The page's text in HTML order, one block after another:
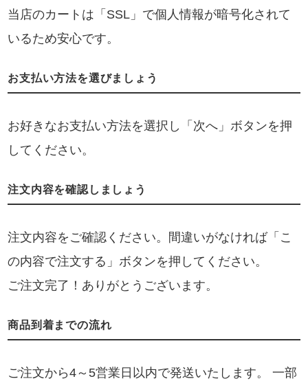
当店のカートは「SSL」で個人情報が暗号化されて
いるため安心です。
お支払い方法を選びましょう
お好きなお支払い方法を選択し「次へ」ボタンを押
してください。
注文内容を確認しましょう
注文内容をご確認ください。間違いがなければ「こ
の内容で注文する」ボタンを押してください。
ご注文完了！ありがとうございます。
商品到着までの流れ
ご注文から4～5営業日以内で発送いたします。 一部